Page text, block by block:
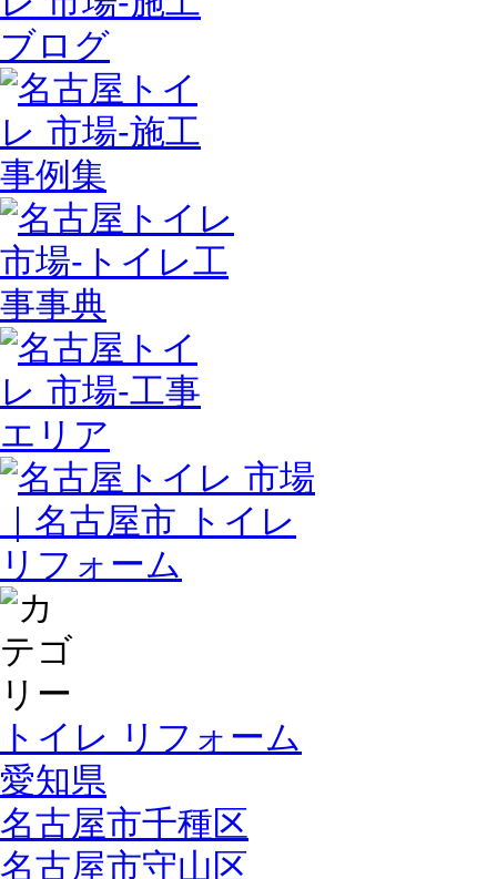
トイレ リフォーム
愛知県
名古屋市千種区
名古屋市守山区